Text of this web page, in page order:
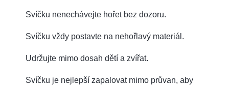
Svíčku nenechávejte hořet bez dozoru.
Svíčku vždy postavte na nehořlavý materiál.
Udržujte mimo dosah dětí a zvířat.
Svíčku je nejlepší zapalovat mimo průvan, aby